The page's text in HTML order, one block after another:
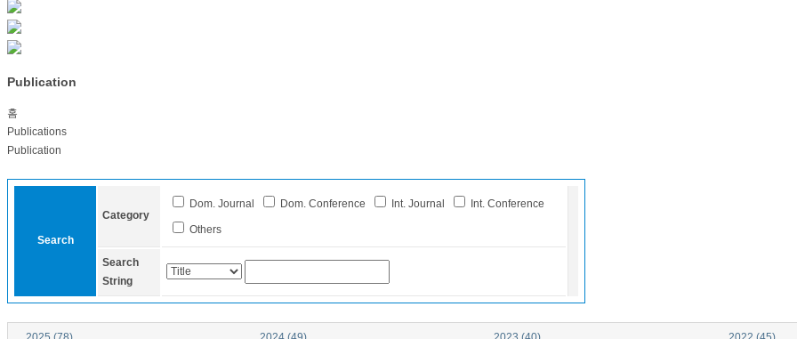
Publication
홈
Publications
Publication
Search
Category
Dom. Journal Dom. Conference Int. Journal Int. Conference
Others
Search
String